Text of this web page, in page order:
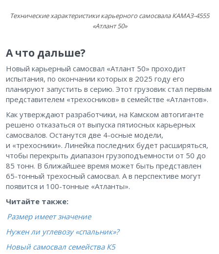
Технические характеристики карьерного самосвала КАМАЗ-4555
«Атлант 50»
А что дальше?
Новый карьерный самосвал «Атлант 50» проходит
испытания, по окончании которых в 2025 году его
планируют запустить в серию. Этот грузовик стал первым
представителем «трехосников» в семействе «Атлантов».
Как утверждают разработчики, на Камском автогиганте
решено отказаться от выпуска пятиосных карьерных
самосвалов. Останутся две 4-осные модели,
и «трехосники». Линейка последних будет расширяться,
чтобы перекрыть диапазон грузоподъемности от 50 до
85 тонн. В ближайшее время может быть представлен
65-тонный трехосный самосвал. А в перспективе могут
появится и 100-тонные «Атланты».
Читайте также:
Размер имеет значение
Нужен ли углевозу «спальник»?
Новый самосвал семейства К5